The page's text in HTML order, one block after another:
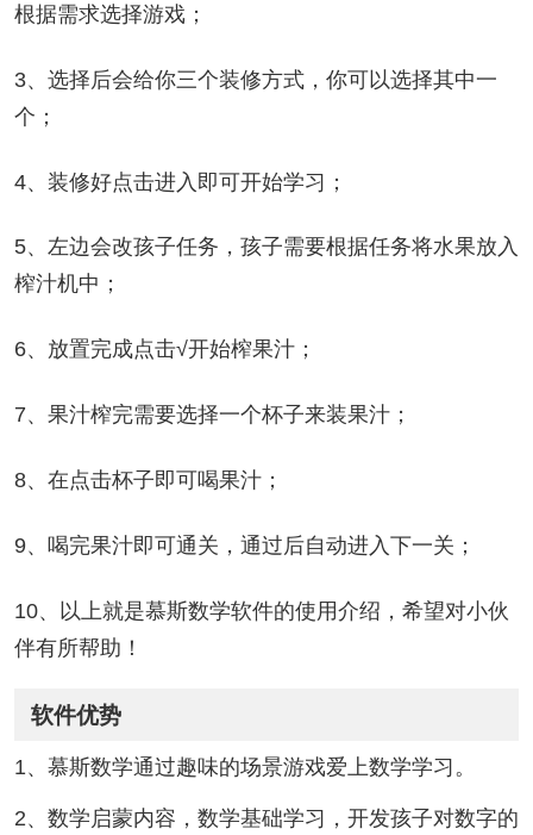
根据需求选择游戏；
3、选择后会给你三个装修方式，你可以选择其中一
个；
4、装修好点击进入即可开始学习；
5、左边会改孩子任务，孩子需要根据任务将水果放入
榨汁机中；
6、放置完成点击√开始榨果汁；
7、果汁榨完需要选择一个杯子来装果汁；
8、在点击杯子即可喝果汁；
9、喝完果汁即可通关，通过后自动进入下一关；
10、以上就是慕斯数学软件的使用介绍，希望对小伙
伴有所帮助！
软件优势
1、慕斯数学通过趣味的场景游戏爱上数学学习。
2、数学启蒙内容，数学基础学习，开发孩子对数字的